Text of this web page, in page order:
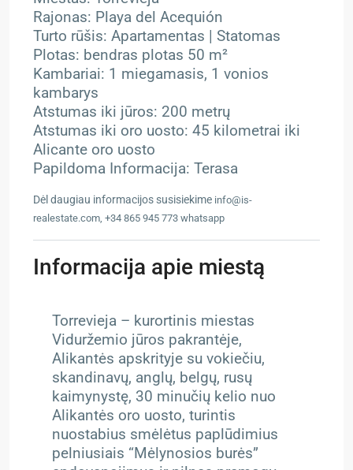
Rajonas: Playa del Acequión
Turto rūšis: Apartamentas | Statomas
Plotas: bendras plotas 50 m²
Kambariai: 1 miegamasis, 1 vonios
kambarys
Atstumas iki jūros: 200 metrų
Atstumas iki oro uosto: 45 kilometrai iki
Alicante oro uosto
Papildoma Informacija: Terasa
Dėl daugiau informacijos susisiekime info@is-
realestate.com, +34 865 945 773 whatsapp
Informacija apie miestą
Torrevieja – kurortinis miestas
Viduržemio jūros pakrantėje,
Alikantės apskrityje su vokiečiu,
skandinavų, anglų, belgų, rusų
kaimynystę, 30 minučių kelio nuo
Alikantės oro uosto, turintis
nuostabius smėlėtus paplūdimius
pelniusiais “Mėlynosios burės”